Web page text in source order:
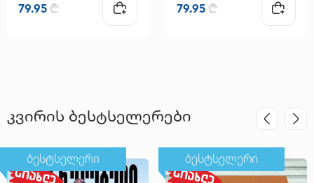
79.95 ₾ 79.95 ₾
კვირის ბესტსელერები
ბესტსელერი ბესტსელერი